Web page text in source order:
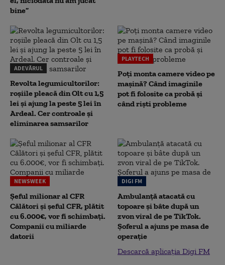
bine”
ADEVĂRUL
Revolta legumicultorilor:
roșiile pleacă din Olt cu 1,5
lei și ajung la peste 5 lei în
Ardeal. Cer controale și
eliminarea samsarilor
PLAYTECH
Poți monta camere video pe
mașină? Când imaginile
pot fi folosite ca probă și
când riști probleme
NEWSWEEK
Șeful milionar al CFR
Călători și șeful CFR, plătit
cu 6.000€, vor fi schimbați.
Companii cu miliarde
datorii
DIGI FM
Ambulanță atacată cu
topoare și bâte după un
zvon viral de pe TikTok.
Șoferul a ajuns pe masa de
operație
Descarcă aplicația Digi FM